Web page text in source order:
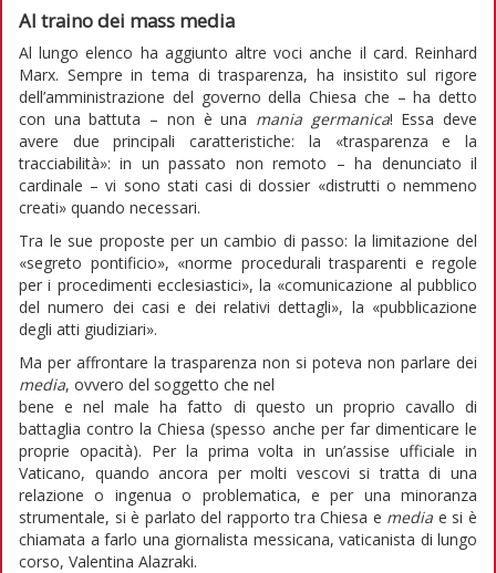
Al traino dei mass media
Al lungo elenco ha aggiunto altre voci anche il card. Reinhard
Marx. Sempre in tema di trasparenza, ha insistito sul rigore
dell’amministrazione del governo della Chiesa che – ha detto
con una battuta – non è una mania germanica! Essa deve
avere due principali caratteristiche: la «trasparenza e la
tracciabilità»: in un passato non remoto – ha denunciato il
cardinale – vi sono stati casi di dossier «distrutti o nemmeno
creati» quando necessari.
Tra le sue proposte per un cambio di passo: la limitazione del
«segreto pontificio», «norme procedurali trasparenti e regole
per i procedimenti ecclesiastici», la «comunicazione al pubblico
del numero dei casi e dei relativi dettagli», la «pubblicazione
degli atti giudiziari».
Ma per affrontare la trasparenza non si poteva non parlare dei
media, ovvero del soggetto che nel
bene e nel male ha fatto di questo un proprio cavallo di
battaglia contro la Chiesa (spesso anche per far dimenticare le
proprie opacità). Per la prima volta in un’assise ufficiale in
Vaticano, quando ancora per molti vescovi si tratta di una
relazione o ingenua o problematica, e per una minoranza
strumentale, si è parlato del rapporto tra Chiesa e media e si è
chiamata a farlo una giornalista messicana, vaticanista di lungo
corso, Valentina Alazraki.